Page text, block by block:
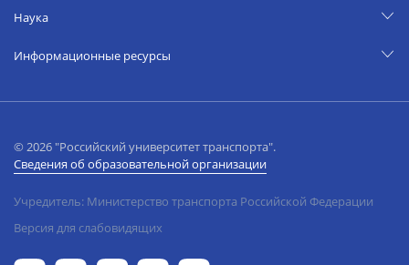
Наука
Информационные ресурсы
© 2026 "Российский университет транспорта".
Сведения об образовательной организации
Учредитель: Министерство транспорта Российской Федерации
Версия для слабовидящих